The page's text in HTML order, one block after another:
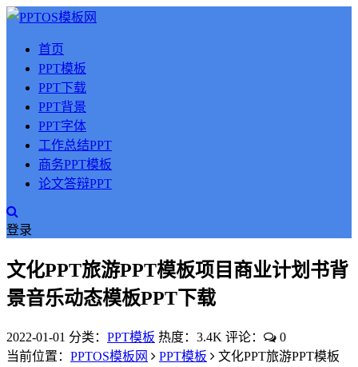
首页
PPT模板
PPT下载
PPT背景
PPT字体
工作总结PPT
商务PPT模板
论文答辩PPT
登录
文化PPT旅游PPT模板项目商业计划书背
景音乐动态模板PPT下载
2022-01-01 分类： PPT模板 热度：3.4K 评论：
0
当前位置： PPTOS模板网 PPT模板
文化PPT旅游PPT模板